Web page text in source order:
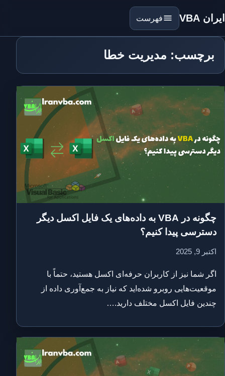
ایران VBA فهرست
برچسب: مدیریت خطا
چگونه در VBA به داده‌های یک فایل اکسل دیگر
دسترسی پیدا کنیم؟
اکتبر 9, 2025
اگر شما نیز از کاربران حرفه‌ای اکسل هستید، حتماً با
موقعیت‌هایی روبرو شده‌اید که نیاز به جمع‌آوری داده از
چندین فایل اکسل مختلف دارید.…